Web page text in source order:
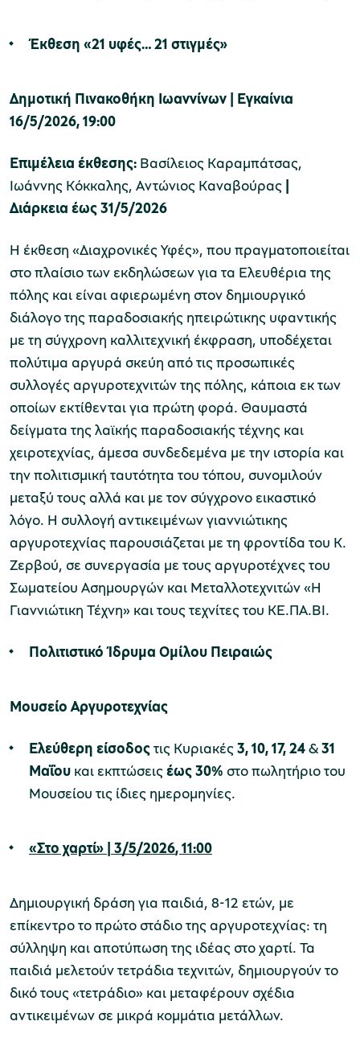
Έκθεση «21 υφές… 21 στιγμές»
Δημοτική Πινακοθήκη Ιωαννίνων | Εγκαίνια
16/5/2026, 19:00
Επιμέλεια έκθεσης: Βασίλειος Καραμπάτσας,
Ιωάννης Κόκκαλης, Αντώνιος Καναβούρας |
Διάρκεια έως 31/5/2026
Η έκθεση «Διαχρονικές Υφές», που πραγματοποιείται
στο πλαίσιο των εκδηλώσεων για τα Ελευθέρια της
πόλης και είναι αφιερωμένη στον δημιουργικό
διάλογο της παραδοσιακής ηπειρώτικης υφαντικής
με τη σύγχρονη καλλιτεχνική έκφραση, υποδέχεται
πολύτιμα αργυρά σκεύη από τις προσωπικές
συλλογές αργυροτεχνιτών της πόλης, κάποια εκ των
οποίων εκτίθενται για πρώτη φορά. Θαυμαστά
δείγματα της λαϊκής παραδοσιακής τέχνης και
χειροτεχνίας, άμεσα συνδεδεμένα με την ιστορία και
την πολιτισμική ταυτότητα του τόπου, συνομιλούν
μεταξύ τους αλλά και με τον σύγχρονο εικαστικό
λόγο. Η συλλογή αντικειμένων γιαννιώτικης
αργυροτεχνίας παρουσιάζεται με τη φροντίδα του Κ.
Ζερβού, σε συνεργασία με τους αργυροτέχνες του
Σωματείου Ασημουργών και Μεταλλοτεχνιτών «Η
Γιαννιώτικη Τέχνη» και τους τεχνίτες του ΚΕ.ΠΑ.ΒΙ.
Πολιτιστικό Ίδρυμα Ομίλου Πειραιώς
Μουσείο Αργυροτεχνίας
Ελεύθερη είσοδος τις Κυριακές 3, 10, 17, 24&31
Μαΐου και εκπτώσεις έως 30% στο πωλητήριο του
Μουσείου τις ίδιες ημερομηνίες.
«Στο χαρτί» | 3/5/2026, 11:00
Δημιουργική δράση για παιδιά, 8-12 ετών, με
επίκεντρο το πρώτο στάδιο της αργυροτεχνίας: τη
σύλληψη και αποτύπωση της ιδέας στο χαρτί. Τα
παιδιά μελετούν τετράδια τεχνιτών, δημιουργούν το
δικό τους «τετράδιο» και μεταφέρουν σχέδια
αντικειμένων σε μικρά κομμάτια μετάλλων.